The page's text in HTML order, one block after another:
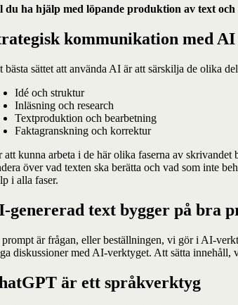
du ha hjälp med löpande produktion av text
kommunikation med AI
bästa sättet att använda AI är att särskilja de olika
Idé och struktur
Inläsning och research
Textproduktion och bearbetning
Faktagranskning och korrektur
att kunna arbeta i de här olika faserna av
över vad texten ska berätta och vad som inte
i alla faser.
genererad text bygger på bra
prompt är frågan, eller beställningen, vi gör i AI-
diskussioner med AI-verktyget. Att sätta
är ett språkverktyg